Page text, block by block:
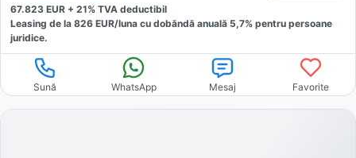
67.823 EUR + 21% TVA deductibil
Leasing de la 826 EUR/luna cu dobăndă anuală 5,7% pentru persoane
juridice.
Sună WhatsApp Mesaj Favorite